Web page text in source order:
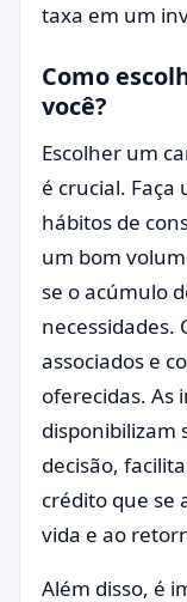
taxa em um
Como
você?
Escolher um
é crucial.
hábitos de
um bom
se o acúmulo
necessidades.
associados e
oferecidas. As
disponibilizam
decisão,
crédito que se
vida e ao
Além disso, é